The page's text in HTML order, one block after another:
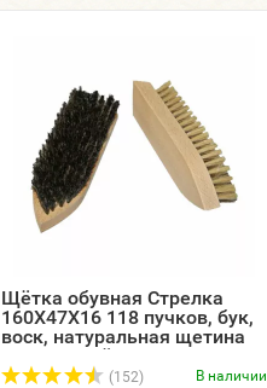
Щётка обувная Стрелка
160Х47Х16 118 пучков, бук,
воск, натуральная щетина
светлая / тёмная /
ЭКОБРАШ.
(152) В наличии